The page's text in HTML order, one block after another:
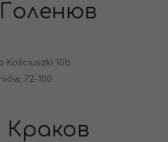
Kościuszki 10b
72-100